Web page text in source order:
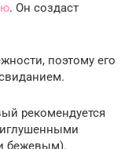
. Он создаст
поэтому его
рекомендуется
бежевым).